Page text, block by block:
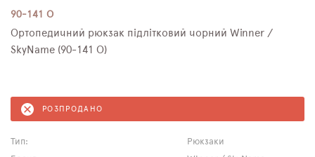
90-141 О
Ортопедичний рюкзак підлітковий чорний Winner /
SkyName (90-141 О)
РОЗПРОДАНО
Тип:
Рюкзаки